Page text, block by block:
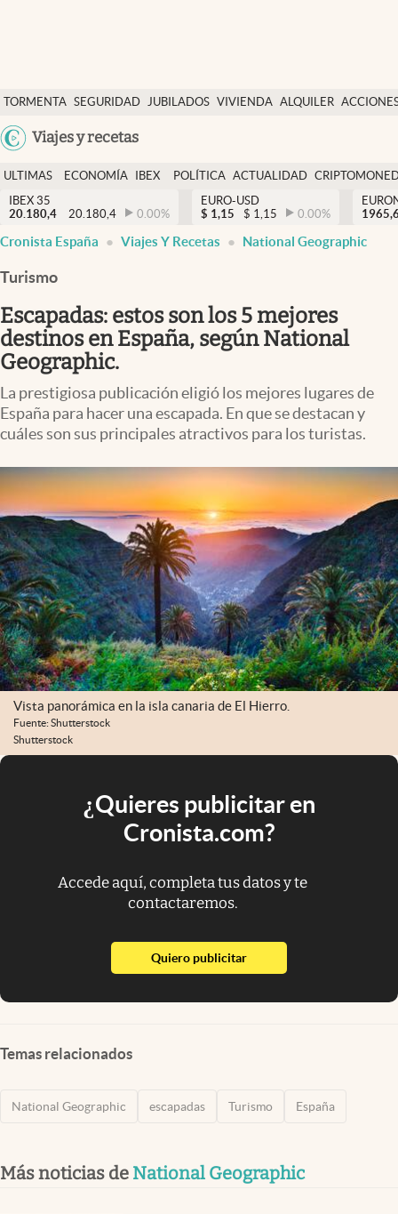
TORMENTA SEGURIDAD JUBILADOS VIVIENDA ALQUILER
USA
Colombia
Viajes y recetas
Economía y finanzas
Política
Actualidad
Criptomonedas
España
ULTIMAS
NOTICIAS
ECONOMÍA
FINANZAS
IBEX
EURO
POLÍTICA ACTUALIDAD
IBEX 35
20.180,4
20.180,4 0.00%
EURO-USD
$ 1,15 $ 1,15 0.00%
Cronista España Viajes Y Recetas National Geographic
Turismo
Escapadas: estos son los 5 mejores
destinos en España, según National
Geographic.
La prestigiosa publicación eligió los mejores lugares de
España para hacer una escapada. En que se destacan y
cuáles son sus principales atractivos para los turistas.
Vista panorámica en la isla canaria de El Hierro.
Fuente: Shutterstock
Shutterstock
¿Quieres publicitar en
Cronista.com?
Accede aquí, completa tus datos y te
contactaremos.
Quiero publicitarabre en nueva pestaña
Temas relacionados
National Geographic escapadas Turismo España
Más noticias de National Geographic